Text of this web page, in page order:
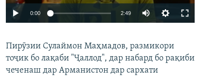
Auto 240p 360p 480p
0:00 2:49
360p
480p
Пирӯзии Сулаймон Маҳмадов, размикори
тоҷик бо лақаби "Ҷаллод", дар набард бо рақиби
чеченаш дар Арманистон дар сархати